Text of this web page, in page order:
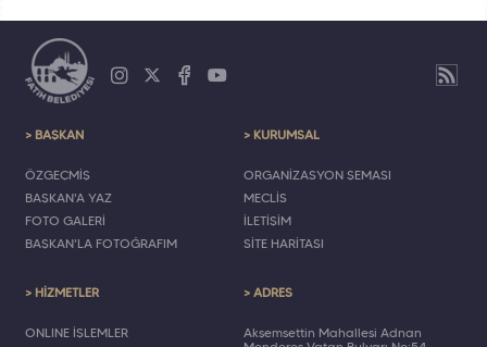
> BAŞKAN
ÖZGEÇMİŞ
BAŞKAN'A YAZ
FOTO GALERİ
BAŞKAN'LA FOTOĞRAFIM
> KURUMSAL
ORGANİZASYON ŞEMASI
MECLİS
İLETİŞİM
SİTE HARİTASI
> HİZMETLER
ONLINE İŞLEMLER
> ADRES
Akşemsettin Mahallesi Adnan